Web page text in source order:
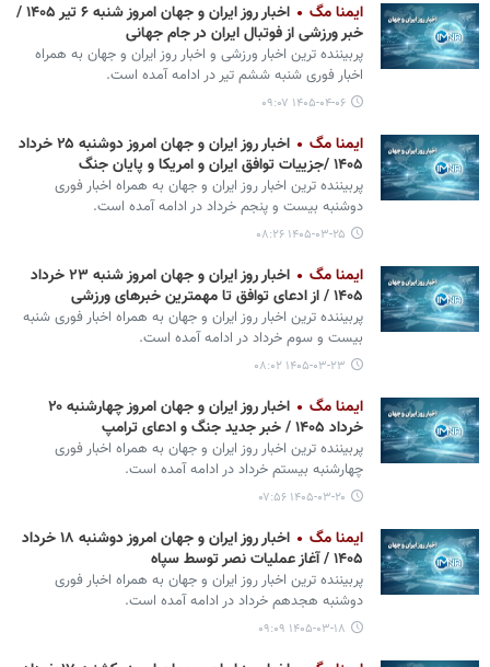
ایمنا مگ
اخبار روز ایران و جهان امروز شنبه ۶ تیر ۱۴۰۵ /
خبر ورزشی از فوتبال ایران در جام جهانی
پربیننده ترین اخبار ورزشی و اخبار روز ایران و جهان به همراه
اخبار فوری شنبه ششم تیر در ادامه آمده است.
۱۴۰۵-۰۴-۰۶ ۰۹:۰۷
ایمنا مگ
اخبار روز ایران و جهان امروز دوشنبه ۲۵ خرداد
۱۴۰۵ /جزییات توافق ایران و امریکا و پایان جنگ
پربیننده ترین اخبار روز ایران و جهان به همراه اخبار فوری
دوشنبه بیست و پنجم خرداد در ادامه آمده است.
۱۴۰۵-۰۳-۲۵ ۰۸:۲۶
ایمنا مگ
اخبار روز ایران و جهان امروز شنبه ۲۳ خرداد
۱۴۰۵ / از ادعای توافق تا مهمترین خبرهای ورزشی
پربیننده ترین اخبار روز ایران و جهان به همراه اخبار فوری شنبه
بیست و سوم خرداد در ادامه آمده است.
۱۴۰۵-۰۳-۲۳ ۰۸:۰۲
ایمنا مگ
اخبار روز ایران و جهان امروز چهارشنبه ۲۰
خرداد ۱۴۰۵ / خبر جدید جنگ و ادعای ترامپ
پربیننده ترین اخبار روز ایران و جهان به همراه اخبار فوری
چهارشنبه بیستم خرداد در ادامه آمده است.
۱۴۰۵-۰۳-۲۰ ۰۷:۵۶
ایمنا مگ
اخبار روز ایران و جهان امروز دوشنبه ۱۸ خرداد
۱۴۰۵ / آغاز عملیات نصر توسط سپاه
پربیننده ترین اخبار روز ایران و جهان به همراه اخبار فوری
دوشنبه هجدهم خرداد در ادامه آمده است.
۱۴۰۵-۰۳-۱۸ ۰۹:۰۹